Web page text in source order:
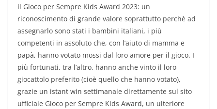
il Gioco per Sempre Kids Award 2023: un
riconoscimento di grande valore soprattutto perchè ad
assegnarlo sono stati i bambini italiani, i più
competenti in assoluto che, con l’aiuto di mamma e
papà, hanno votato mossi dal loro amore per il gioco. I
più fortunati, tra l’altro, hanno anche vinto il loro
giocattolo preferito (cioè quello che hanno votato),
grazie un istant win settimanale direttamente sul sito
ufficiale Gioco per Sempre Kids Award, un ulteriore